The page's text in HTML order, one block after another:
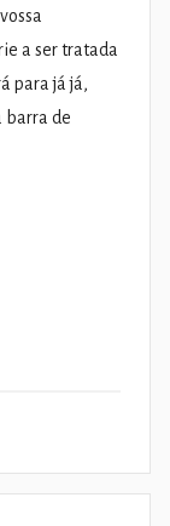
a ser tratada
para já já,
barra de